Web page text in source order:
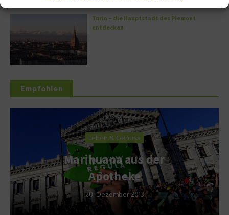
Turin – die Hauptstadt des Piemont
entdecken
Empfohlen
Leben & Genuss
Marihuana aus der
Apotheke
20. Dezember 2013